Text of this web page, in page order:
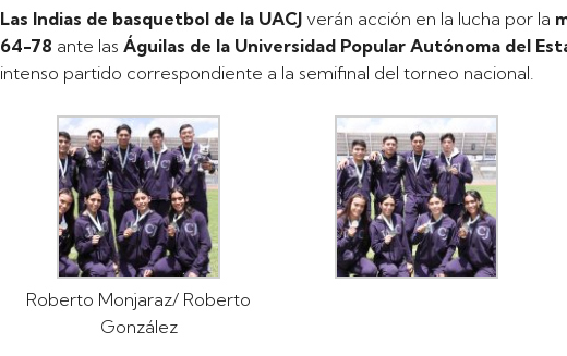
Las Indias de basquetbol de la UACJverán acción en la lucha por la
64-78 ante las Águilas de la Universidad Popular Autónoma del
intenso partido correspondiente a la semifinal del torneo nacional.
Roberto Monjaraz/ Roberto
González